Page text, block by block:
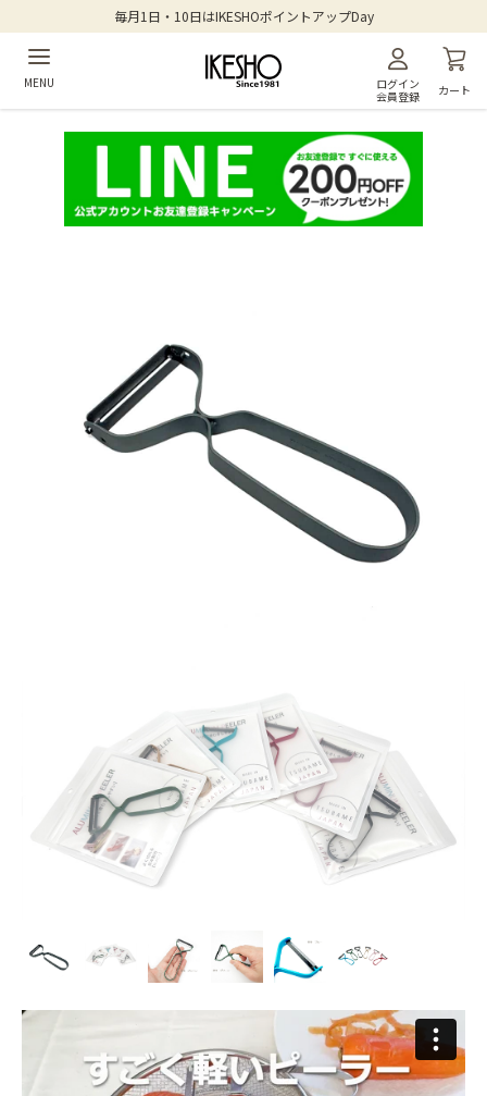
毎月1日・10日はIKESHOポイントアップDay
MENU
ログイン
会員登録
カート